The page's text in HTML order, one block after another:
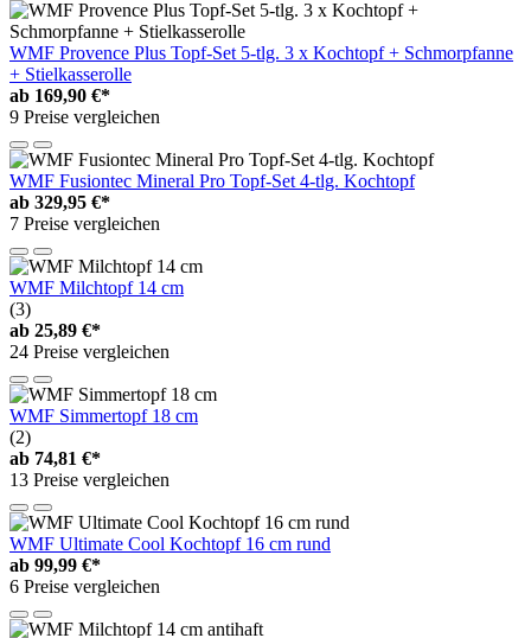
WMF Provence Plus Topf-Set 5-tlg. 3 x Kochtopf + Schmorpfanne
+ Stielkasserolle
ab 169,90 €*
9 Preise vergleichen
WMF Fusiontec Mineral Pro Topf-Set 4-tlg. Kochtopf
ab 329,95 €*
7 Preise vergleichen
WMF Milchtopf 14 cm
(3)
ab 25,89 €*
24 Preise vergleichen
WMF Simmertopf 18 cm
(2)
ab 74,81 €*
13 Preise vergleichen
WMF Ultimate Cool Kochtopf 16 cm rund
ab 99,99 €*
6 Preise vergleichen